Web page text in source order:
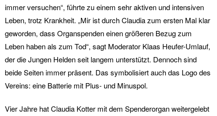
immer versuchen“, führte zu einem sehr aktiven und intensiven
Leben, trotz Krankheit. „Mir ist durch Claudia zum ersten Mal klar
geworden, dass Organspenden einen größeren Bezug zum
Leben haben als zum Tod“, sagt Moderator Klaas Heufer-Umlauf,
der die Jungen Helden seit langem unterstützt. Dennoch sind
beide Seiten immer präsent. Das symbolisiert auch das Logo des
Vereins: eine Batterie mit Plus- und Minuspol.
Vier Jahre hat Claudia Kotter mit dem Spenderorgan weitergelebt